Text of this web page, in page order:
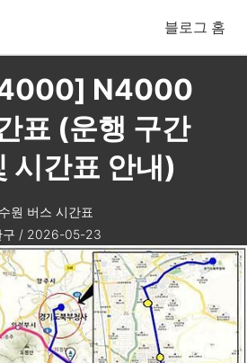
블로그 홈
N4000
표 (운행 구간
시간표 안내)
수원 버스 시간표
구 / 2026-05-23